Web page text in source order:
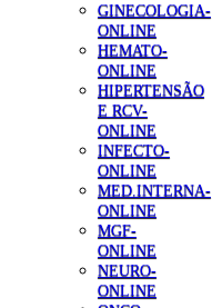
GINECOLOGIA-
ONLINE
HEMATO-
ONLINE
HIPERTENSÃO
E RCV-
ONLINE
INFECTO-
ONLINE
MED.INTERNA-
ONLINE
MGF-
ONLINE
NEURO-
ONLINE